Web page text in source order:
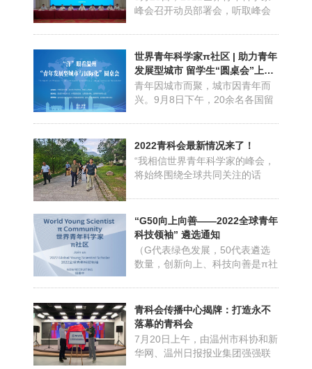
向。”10月22日至23日，由英国
物理学会出版社（IOPP）...
峰会召开动员部署会，听取峰会
坚冲刺任务。省科协党组书记、
副主席谢志远，温州市委副书
记、市长张振丰出席会议并讲
话。据悉，2022世界青年科学家
峰会拟于今年11月在温召开，将
延续“汇聚天下英才 共创美好未
来...
世界青年科学家π社区 | 助力青年
发展型城市 留学生“圆桌会”上碰
撞思想火花
青年因城市而聚，城市因青年而
兴。9月8日下午，20余名各国留
学家π社区，举行“青年发展型城
市与国际化”圆桌会，从国际化视
角探讨青年发展型城市建设。今
年，浙江温州成为全国45个开展
青年发展型城市建设试点城市之
一，青年教育、就业、居...
2022青科会最新情况来了！
“我相信世界青年科学家的峰会，
将始终围绕全球共同关注的话
科技创新引领的主线，不断探索
发展，不断总结创新，不断绽放
光芒。”——钟南山2021青科会开
幕致辞青科会最新情况来了！开
幕式、开放论坛、欧洲分会场等
重点活动正有条不紊进行着...
“G50向上向善——2022全球青年
科技领袖” 遴选通知
（G代表绿色发展，50代表遴选
数量，创新向上、科技向善是π社
变、气候危机迫在眉睫……人类
长远生存和可持续发展正面临前
所未有的挑战！一个可持续发展
的未来，需要来自全球青年精英
的协同创新解决方案，倡导共商
共建共享的全球治理观，以更...
青科会传播中心揭牌：打造永不
落幕的青科会
7月20日上午，由温州市科协和新
华网、温州日报报业集团强强联